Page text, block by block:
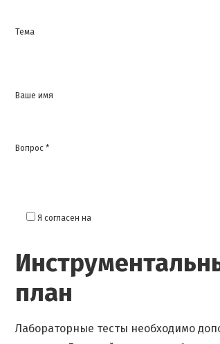
Тема
Ваше имя
Вопрос *
Я согласен на
план
Лабораторные тесты необходимо